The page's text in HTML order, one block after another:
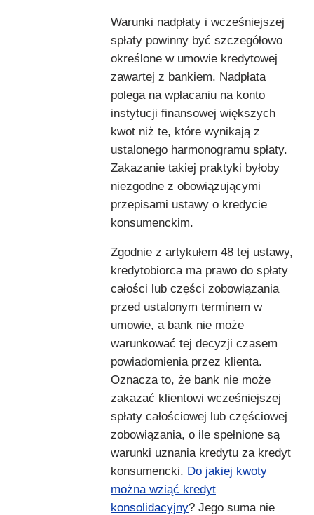
Warunki nadpłaty i wcześniejszej
spłaty powinny być szczegółowo
określone w umowie kredytowej
zawartej z bankiem. Nadpłata
polega na wpłacaniu na konto
instytucji finansowej większych
kwot niż te, które wynikają z
ustalonego harmonogramu spłaty.
Zakazanie takiej praktyki byłoby
niezgodne z obowiązującymi
przepisami ustawy o kredycie
konsumenckim.
Zgodnie z artykułem 48 tej ustawy,
kredytobiorca ma prawo do spłaty
całości lub części zobowiązania
przed ustalonym terminem w
umowie, a bank nie może
warunkować tej decyzji czasem
powiadomienia przez klienta.
Oznacza to, że bank nie może
zakazać klientowi wcześniejszej
spłaty całościowej lub częściowej
zobowiązania, o ile spełnione są
warunki uznania kredytu za kredyt
konsumencki. Do jakiej kwoty
można wziąć kredyt
konsolidacyjny? Jego suma nie